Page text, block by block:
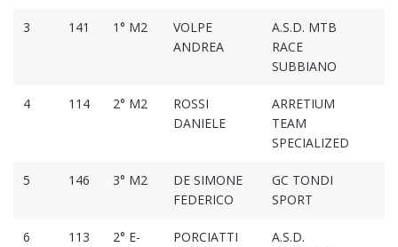
3 141 1° M2
VOLPE
ANDREA
A.S.D. MTB
RACE
SUBBIANO
4 114 2° M2
ROSSI
DANIELE
ARRETIUM
TEAM
SPECIALIZED
5 146 3° M2
DE SIMONE
FEDERICO
GC TONDI
SPORT
6 113
2° E-
PORCIATTI
A.S.D.